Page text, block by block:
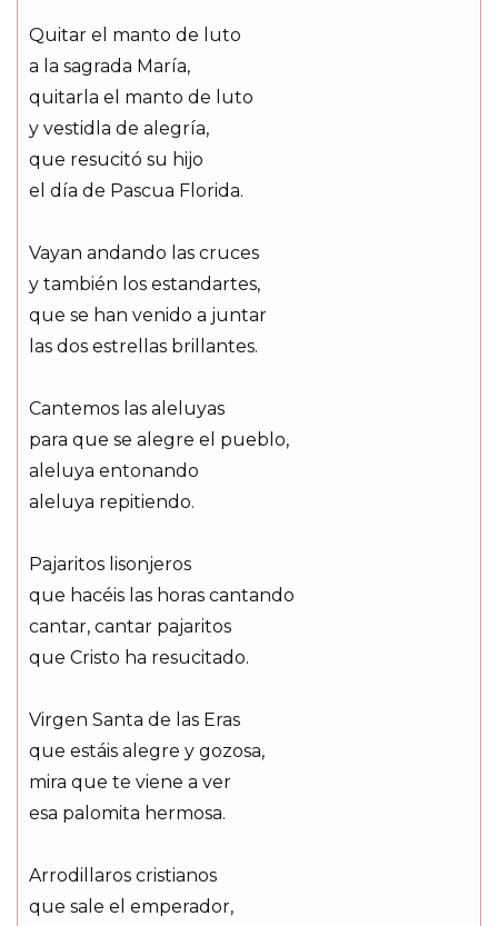
Quitar el manto de luto
a la sagrada María,
quitarla el manto de luto
y vestidla de alegría,
que resucitó su hijo
el día de Pascua Florida.
Vayan andando las cruces
y también los estandartes,
que se han venido a juntar
las dos estrellas brillantes.
Cantemos las aleluyas
para que se alegre el pueblo,
aleluya entonando
aleluya repitiendo.
Pajaritos lisonjeros
que hacéis las horas cantando
cantar, cantar pajaritos
que Cristo ha resucitado.
Virgen Santa de las Eras
que estáis alegre y gozosa,
mira que te viene a ver
esa palomita hermosa.
Arrodillaros cristianos
que sale el emperador,